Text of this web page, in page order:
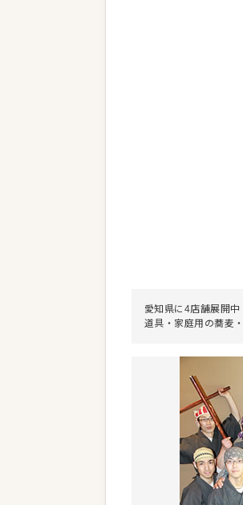
愛知県に4店舗展開
道具・家庭用の蕎麦